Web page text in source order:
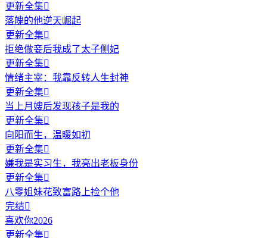
更新全集
落魄的他逆天崛起
更新全集
拒绝做妾后我成了太子侧妃
更新全集
情绪主宰：我靠反转人生封神
更新全集
当上月嫂后发现孩子是我的
更新全集
向阳而生，温暖如初
更新全集
嫌我是实习生，我亮出老板身份
更新全集
八零姐妹花致富路上捡个他
完结
喜欢你2026
更新全集